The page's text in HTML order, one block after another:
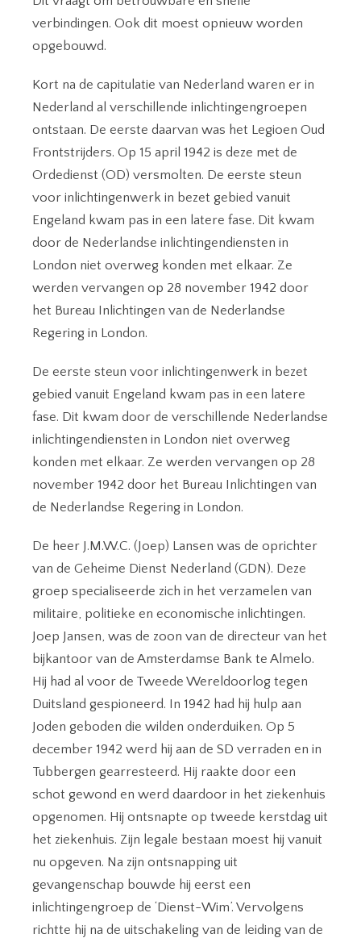
verbindingen. Ook dit moest opnieuw worden
opgebouwd.
Kort na de capitulatie van Nederland waren er in
Nederland al verschillende inlichtingengroepen
ontstaan. De eerste daarvan was het Legioen Oud
Frontstrijders. Op 15 april 1942 is deze met de
Ordedienst (OD) versmolten. De eerste steun
voor inlichtingenwerk in bezet gebied vanuit
Engeland kwam pas in een latere fase. Dit kwam
door de Nederlandse inlichtingendiensten in
London niet overweg konden met elkaar. Ze
werden vervangen op 28 november 1942 door
het Bureau Inlichtingen van de Nederlandse
Regering in London.
De eerste steun voor inlichtingenwerk in bezet
gebied vanuit Engeland kwam pas in een latere
fase. Dit kwam door de verschillende Nederlandse
inlichtingendiensten in London niet overweg
konden met elkaar. Ze werden vervangen op 28
november 1942 door het Bureau Inlichtingen van
de Nederlandse Regering in London.
De heer J.M.W.C. (Joep) Lansen was de oprichter
van de Geheime Dienst Nederland (GDN). Deze
groep specialiseerde zich in het verzamelen van
militaire, politieke en economische inlichtingen.
Joep Jansen, was de zoon van de directeur van het
bijkantoor van de Amsterdamse Bank te Almelo.
Hij had al voor de Tweede Wereldoorlog tegen
Duitsland gespioneerd. In 1942 had hij hulp aan
Joden geboden die wilden onderduiken. Op 5
december 1942 werd hij aan de SD verraden en in
Tubbergen gearresteerd. Hij raakte door een
schot gewond en werd daardoor in het ziekenhuis
opgenomen. Hij ontsnapte op tweede kerstdag uit
het ziekenhuis. Zijn legale bestaan moest hij vanuit
nu opgeven. Na zijn ontsnapping uit
gevangenschap bouwde hij eerst een
inlichtingengroep de ‘Dienst-Wim’. Vervolgens
richtte hij na de uitschakeling van de leiding van de